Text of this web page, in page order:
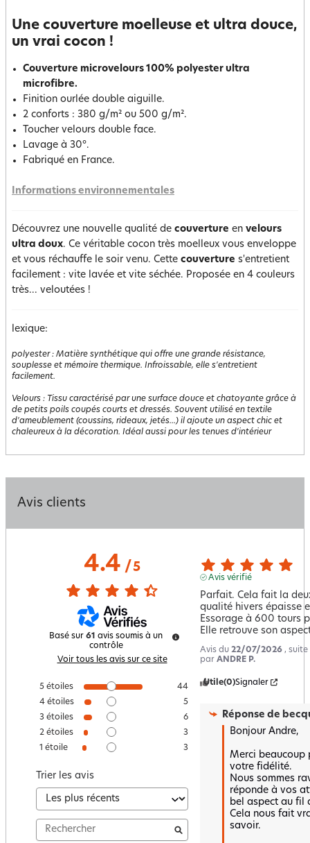
Une couverture moelleuse et ultra douce,
un vrai cocon !
Couverture microvelours 100% polyester ultra
microfibre.
Finition ourlée double aiguille.
2 conforts : 380 g/m² ou 500 g/m².
Toucher velours double face.
Lavage à 30°.
Fabriqué en France.
Informations environnementales
Découvrez une nouvelle qualité de couverture en velours
ultra doux. Ce véritable cocon très moelleux vous enveloppe
et vous réchauffe le soir venu. Cette couverture s'entretient
facilement : vite lavée et vite séchée. Proposée en 4 couleurs
très... veloutées !
lexique:
polyester: Matière synthétique qui offre une grande résistance,
souplesse et mémoire thermique. Infroissable, elle s'entretient
facilement.
Velours : Tissu caractérisé par une surface douce et chatoyante grâce à
de petits poils coupés courts et dressés. Souvent utilisé en textile
d'ameublement (coussins, rideaux, jetés...) il ajoute un aspect chic et
chaleureux à la décoration. Idéal aussi pour les tenues d'intérieur
Avis clients
4.4/ 5
Basé sur 61 avis soumis à un
contrôle
Voir tous les avis sur ce site
5 étoiles
44
4 étoiles
5
3 étoiles
6
2 étoiles
3
1 étoile 3
Trier les avis
Avis vérifié
Parfait. Cela fait la
qualité hivers épaisse
Essorage à 600 tours
Elle retrouve son
Avis du 22/07/2026 , suite
par ANDRE P.
Utile(0)Signaler
Réponse de
Bonjour Andre,
Merci beaucoup
votre fidélité.
Nous sommes
réponde à vos
bel aspect au fil
Cela nous fait
savoir.